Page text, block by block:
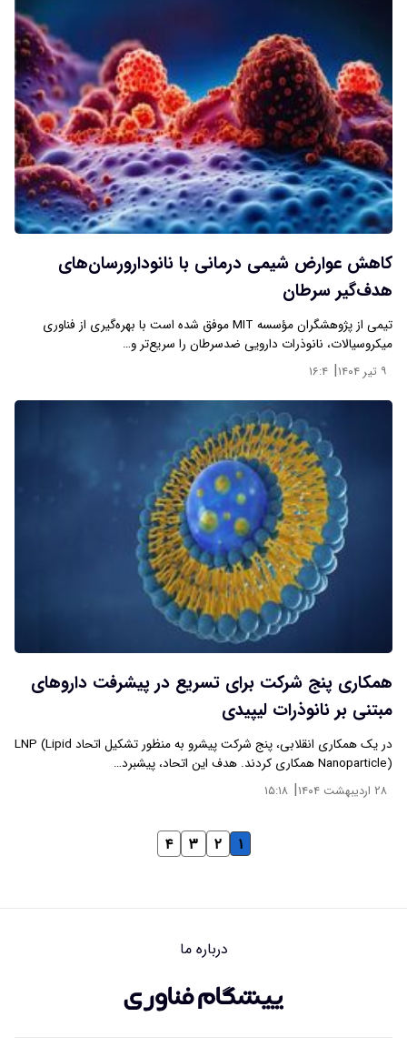
کاهش عوارض شیمی درمانی با نانودارورسان‌های
هدف‌گیر سرطان
تیمی از پژوهشگران مؤسسه MIT موفق شده است با بهره‌گیری از فناوری
میکروسیالات، نانوذرات دارویی ضدسرطان را سریع‌تر و…
۹ تیر ۱۴۰۴ | ۱۶:۴
همکاری پنج شرکت برای تسریع در پیشرفت داروهای
مبتنی بر نانوذرات لیپیدی
در یک همکاری انقلابی، پنج شرکت پیشرو به منظور تشکیل اتحاد LNP (Lipid
Nanoparticle) همکاری کردند. هدف این اتحاد، پیشبرد…
۲۸ اردیبهشت ۱۴۰۴ | ۱۵:۱۸
۱ ۲ ۳ ۴
درباره ما